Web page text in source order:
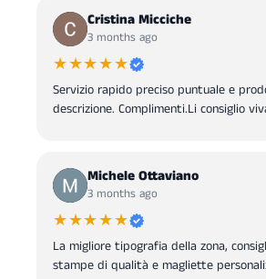
Cristina Micciche
3 months ago
★★★★★
Servizio rapido preciso puntuale e
descrizione. Complimenti.Li consiglio
Michele Ottaviano
3 months ago
★★★★★
La migliore tipografia della zona,
stampe di qualità e magliette